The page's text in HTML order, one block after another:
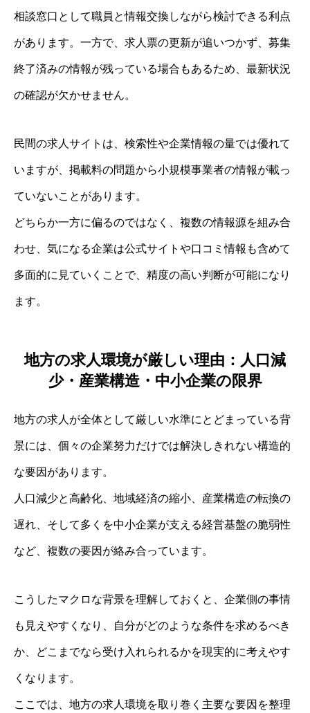
相談窓口として職員と情報交換しながら検討できる利点
があります。一方で、求人票の更新が追いつかず、募集
終了済みの情報が残っている場合もあるため、最新状況
の確認が欠かせません。
民間の求人サイトは、検索性や企業情報の量では優れて
いますが、掲載料の問題から小規模事業者の情報が載っ
ていないことがあります。
どちらか一方に偏るのではなく、複数の情報源を組み合
わせ、気になる企業は公式サイトや口コミ情報も含めて
多面的に見ていくことで、精度の高い判断が可能になり
ます。
地方の求人環境が厳しい理由：人口減
少・産業構造・中小企業の限界
地方の求人が全体として厳しい水準にとどまっている背
景には、個々の企業努力だけでは解決しきれない構造的
な要因があります。
人口減少と高齢化、地域経済の縮小、産業構造の転換の
遅れ、そして多くを中小企業が支える経営基盤の脆弱性
など、複数の要因が絡み合っています。
こうしたマクロな背景を理解しておくと、企業側の事情
も見えやすくなり、自分がどのような条件を求めるべき
か、どこまでなら受け入れられるかを現実的に考えやす
くなります。
ここでは、地方の求人環境を取り巻く主要な要因を整理